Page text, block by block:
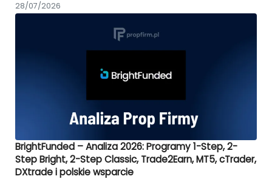
28/07/2026
BrightFunded – Analiza 2026: Programy 1-Step, 2-
Step Bright, 2-Step Classic, Trade2Earn, MT5, cTrader,
DXtrade i polskie wsparcie